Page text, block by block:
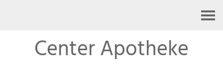
Center Apotheke